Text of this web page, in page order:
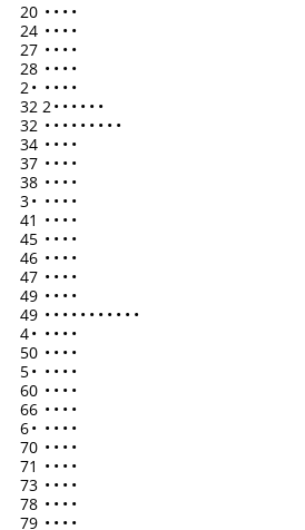
20 • • • •
24 • • • •
27 • • • •
28 • • • •
2• • • • •
32 2• • • • • •
32 • • • • • • • • •
34 • • • •
37 • • • •
38 • • • •
3• • • • •
41 • • • •
45 • • • •
46 • • • •
47 • • • •
49 • • • •
49 • • • • • • • • • • •
4• • • • •
50 • • • •
5• • • • •
60 • • • •
66 • • • •
6• • • • •
70 • • • •
71 • • • •
73 • • • •
78 • • • •
79 • • • •